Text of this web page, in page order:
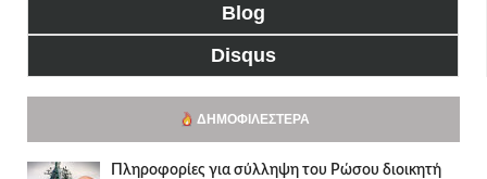
Blog
Disqus
ΔΗΜΟΦΙΛΈΣΤΕΡΑ
Πληροφορίες για σύλληψη του Ρώσου διοικητή